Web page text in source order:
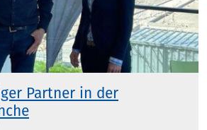
Partner in der